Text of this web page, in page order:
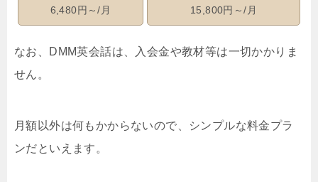
6,480円～/月 15,800円～/月
なお、DMM英会話は、入会金や教材等は一切かかりま
せん。
月額以外は何もかからないので、シンプルな料金プラ
ンだといえます。